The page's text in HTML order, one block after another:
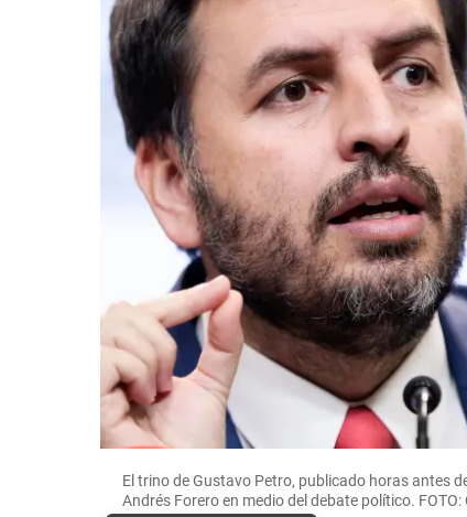
El trino de Gustavo Petro, publicado horas antes
Andrés Forero en medio del debate político.